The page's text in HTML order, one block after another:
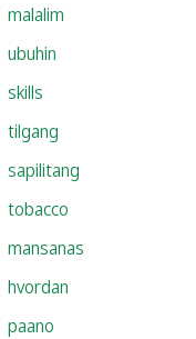
malalim
ubuhin
skills
tilgang
sapilitang
tobacco
mansanas
hvordan
paano